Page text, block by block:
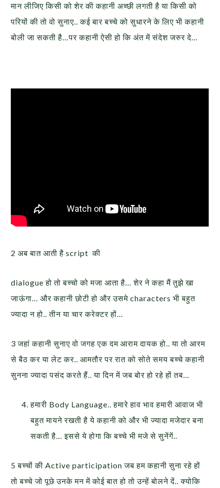
मान लीजिए किसी को शेर की कहानी अच्छी लगती है या किसी को
परियों की तो वो सुनाए.. कई बार बच्चे को सुधारने के लिए भी कहानी
बोली जा सकती है…पर कहानी ऐसी हो कि अंत में संदेश जरुर दे…
2 अब बात आती है script की
dialogue हो तो बच्चो को मजा आता है… शेर ने कहा मैं तुझे खा
जाऊंगा… और कहानी छोटी हो और उसमे characters भी बहुत
ज्यादा न हो.. तीन या चार करेक्टर हों…
3 जहां कहानी सुनाए वो जगह एक दम आराम दायक हो.. या तो आरम
से बैठ कर या लेट कर.. आमतौर पर रात को सोते समय बच्चे कहानी
सुनना ज्यादा पसंद करते हैं.. या दिन में जब बोर हो रहे हों तब…
हमारी Body Language.. हमारे हाव भाव हमारी आवाज भी
बहुत मायने रखती है ये कहानी को और भी ज्यादा मजेदार बना
सकती है… इससे ये होगा कि बच्चे भी मजे से सुनेंगें..
5 बच्चों की Active participation जब हम कहानी सुना रहे हों
तो बच्चे जो पूछे उनके मन में कोई बात हो तो उन्हें बोलने दें.. क्योकि